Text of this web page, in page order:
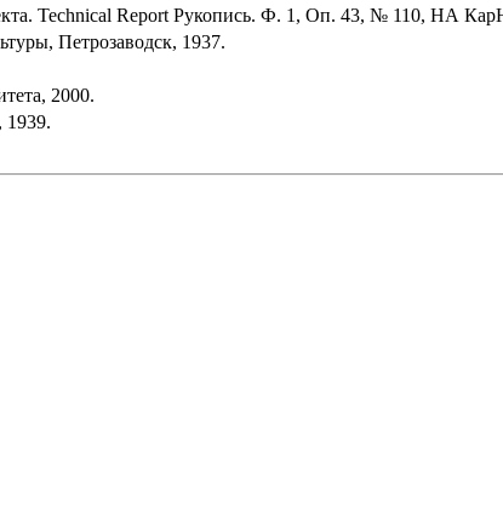
Technical Report Рукопись. Ф. 1, Оп. 43, № 110, НА
Петрозаводск, 1937.
2000.
1939.